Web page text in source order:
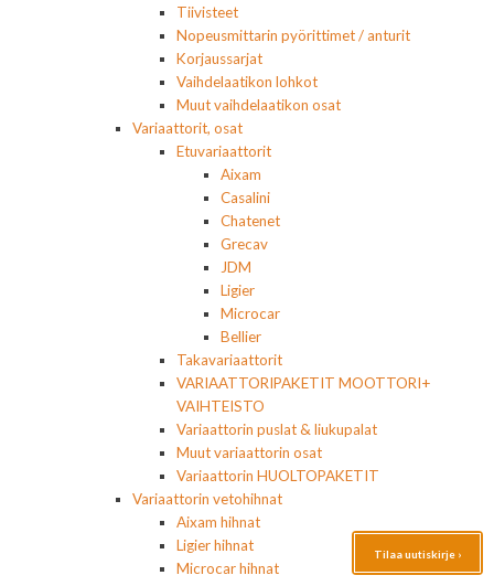
Tiivisteet
Nopeusmittarin pyörittimet / anturit
Korjaussarjat
Vaihdelaatikon lohkot
Muut vaihdelaatikon osat
Variaattorit, osat
Etuvariaattorit
Aixam
Casalini
Chatenet
Grecav
JDM
Ligier
Microcar
Bellier
Takavariaattorit
VARIAATTORIPAKETIT MOOTTORI+
VAIHTEISTO
Variaattorin puslat & liukupalat
Muut variaattorin osat
Variaattorin HUOLTOPAKETIT
Variaattorin vetohihnat
Aixam hihnat
Ligier hihnat
Microcar hihnat
Tilaa uutiskirje ›